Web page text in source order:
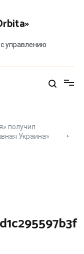
управлению
получил
Украина»